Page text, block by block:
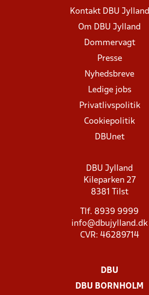
Kontakt DBU Jylland
Om DBU Jylland
Dommervagt
Presse
Nyhedsbreve
Ledige jobs
Privatlivspolitik
Cookiepolitik
DBUnet
DBU Jylland
Kileparken 27
8381 Tilst
Tlf. 8939 9999
info@dbujylland.dk
CVR: 46289714
DBU
DBU BORNHOLM